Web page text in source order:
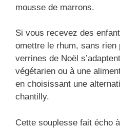
mousse de marrons.
Si vous recevez des
omettre le rhum, sans rien
verrines de Noël
végétarien ou à une
en choisissant une
chantilly.
Cette souplesse fait écho